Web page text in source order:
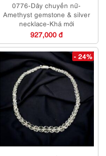
0776-Dây chuyền nữ-
Amethyst gemstone & silver
necklace-Khá mới
927,000 đ
- 24%